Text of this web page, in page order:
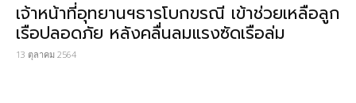
เจ้าหน้าที่อุทยานฯธารโบกขรณี เข้าช่วยเหลือลูก
เรือปลอดภัย หลังคลื่นลมแรงซัดเรือล่ม
13 ตุลาคม 2564